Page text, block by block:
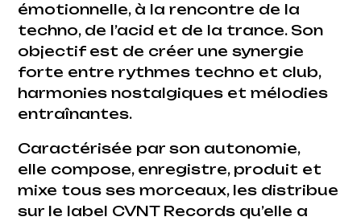
émotionnelle, à la rencontre de la
techno, de l’acid et de la trance. Son
objectif est de créer une synergie
forte entre rythmes techno et club,
harmonies nostalgiques et mélodies
entraînantes.
Caractérisée par son autonomie,
elle compose, enregistre, produit et
mixe tous ses morceaux, les distribue
sur le label CVNT Records qu’elle a